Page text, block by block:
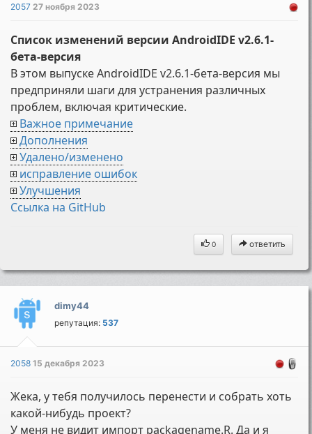
205727 ноября 2023
Список изменений версии AndroidIDE v2.6.1-
бета-версия
В этом выпуске AndroidIDE v2.6.1-бета-версия мы
предприняли шаги для устранения различных
проблем, включая критические.
Важное примечание
Дополнения
Удалено/изменено
исправление ошибок
Улучшения
Cсылка на GitHub
0 ответить
dimy44
репутация: 537
205815 декабря 2023
Жека, у тебя получилось перенести и собрать хоть
какой-нибудь проект?
У меня не видит импорт packagename.R. Да и я